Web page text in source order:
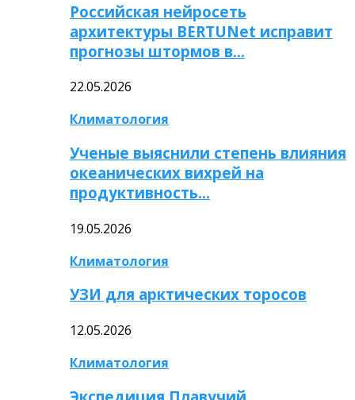
Российская нейросеть
архитектуры BERTUNet исправит
прогнозы штормов в…
22.05.2026
Климатология
Ученые выяснили степень влияния
океанических вихрей на
продуктивность…
19.05.2026
Климатология
УЗИ для арктических торосов
12.05.2026
Климатология